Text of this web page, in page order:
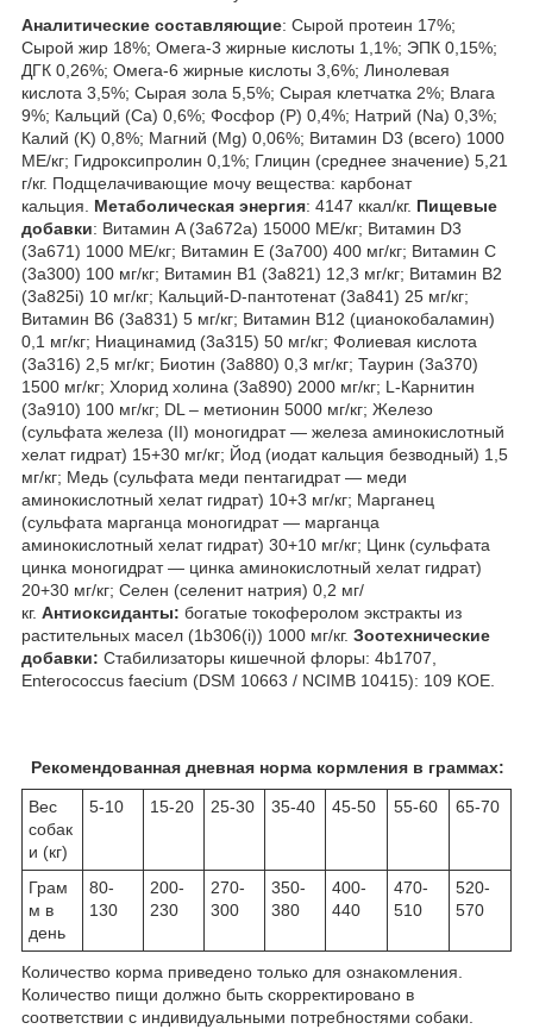
Аналитические составляющие: Сырой протеин 17%;
Сырой жир 18%; Омега-3 жирные кислоты 1,1%; ЭПК 0,15%;
ДГК 0,26%; Омега-6 жирные кислоты 3,6%; Линолевая
кислота 3,5%; Сырая зола 5,5%; Сырая клетчатка 2%; Влага
9%; Кальций (Са) 0,6%; Фосфор (P) 0,4%; Натрий (Na) 0,3%;
Калий (K) 0,8%; Магний (Mg) 0,06%; Витамин D3 (всего) 1000
МЕ/кг; Гидроксипролин 0,1%; Глицин (среднее значение) 5,21
г/кг. Подщелачивающие мочу вещества: карбонат
кальция. Метаболическая энергия: 4147 ккал/кг. Пищевые
добавки: Витамин A (3a672a) 15000 МЕ/кг; Витамин D3
(3а671) 1000 МЕ/кг; Витамин Е (3а700) 400 мг/кг; Витамин C
(3a300) 100 мг/кг; Витамин B1 (3a821) 12,3 мг/кг; Витамин B2
(3a825i) 10 мг/кг; Кальций-D-пантотенат (3a841) 25 мг/кг;
Витамин B6 (3a831) 5 мг/кг; Витамин B12 (цианокобаламин)
0,1 мг/кг; Ниацинамид (3a315) 50 мг/кг; Фолиевая кислота
(3a316) 2,5 мг/кг; Биотин (3a880) 0,3 мг/кг; Таурин (3a370)
1500 мг/кг; Хлорид холина (3a890) 2000 мг/кг; L-Карнитин
(3a910) 100 мг/кг; DL – метионин 5000 мг/кг; Железо
(сульфата железа (II) моногидрат — железа аминокислотный
хелат гидрат) 15+30 мг/кг; Йод (иодат кальция безводный) 1,5
мг/кг; Медь (сульфата меди пентагидрат — меди
аминокислотный хелат гидрат) 10+3 мг/кг; Марганец
(сульфата марганца моногидрат — марганца
аминокислотный хелат гидрат) 30+10 мг/кг; Цинк (сульфата
цинка моногидрат — цинка аминокислотный хелат гидрат)
20+30 мг/кг; Селен (селенит натрия) 0,2 мг/
кг. Антиоксиданты: богатые токоферолом экстракты из
растительных масел (1b306(i)) 1000 мг/кг. Зоотехнические
добавки: Стабилизаторы кишечной флоры: 4b1707,
Enterococcus faecium (DSM 10663 / NCIMB 10415): 109 КОЕ.
Рекомендованная дневная норма кормления в граммах:
Вес
собак
и (кг)
5-10 15-20 25-30 35-40 45-50 55-60 65-70
Грам
м в
день
80-
130
200-
230
270-
300
350-
380
400-
440
470-
510
520-
570
Количество корма приведено только для ознакомления.
Количество пищи должно быть скорректировано в
соответствии с индивидуальными потребностями собаки.